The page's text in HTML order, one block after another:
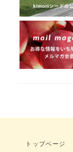
トップページ